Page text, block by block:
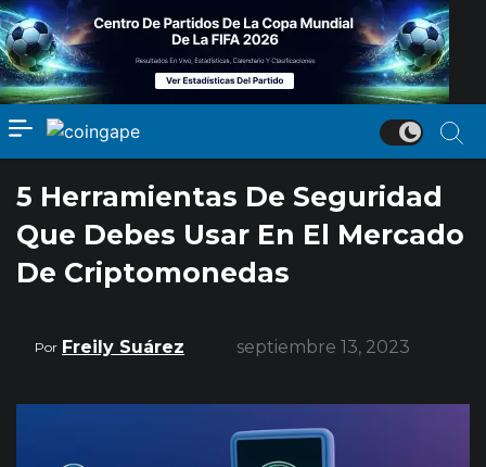
5 Herramientas De Seguridad
Que Debes Usar En El Mercado
De Criptomonedas
Por Freily Suárez septiembre 13, 2023